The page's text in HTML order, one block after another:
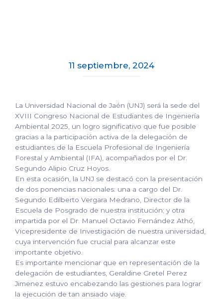
11 septiembre, 2024
La Universidad Nacional de Jaén (UNJ) será la sede del
XVIII Congreso Nacional de Estudiantes de Ingeniería
Ambiental 2025, un logro significativo que fue posible
gracias a la participación activa de la delegación de
estudiantes de la Escuela Profesional de Ingeniería
Forestal y Ambiental (IFA), acompañados por el Dr.
Segundo Alipio Cruz Hoyos.
En esta ocasión, la UNJ se destacó con la presentación
de dos ponencias nacionales: una a cargo del Dr.
Segundo Edilberto Vergara Medrano, Director de la
Escuela de Posgrado de nuestra institución; y otra
impartida por el Dr. Manuel Octavio Fernández Athó,
Vicepresidente de Investigación de nuestra universidad,
cuya intervención fue crucial para alcanzar este
importante objetivo.
Es importante mencionar que en representación de la
delegación de estudiantes, Geraldine Gretel Perez
Jimenez estuvo encabezando las gestiones para lograr
la ejecución de tan ansiado viaje.